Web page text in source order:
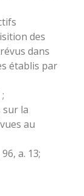
des
dans
établis par
sur la
au
a. 13;